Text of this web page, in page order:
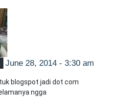
June 28, 2014 - 3:30 am
blogspot jadi dot com
ngga